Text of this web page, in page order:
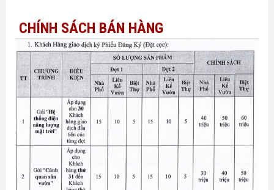
CHÍNH SÁCH BÁN HÀNG